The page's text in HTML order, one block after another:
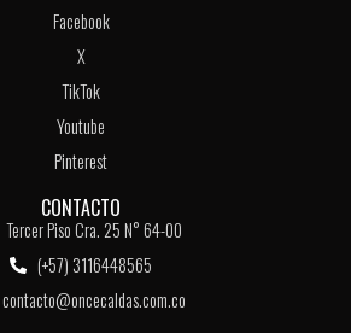
Facebook
X
TikTok
Youtube
Pinterest
CONTACTO
Tercer Piso Cra. 25 N° 64-00
(+57) 3116448565
contacto@oncecaldas.com.co